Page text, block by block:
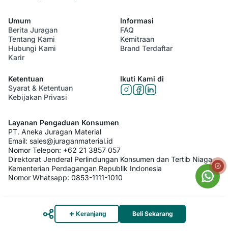
Umum
Berita Juragan
Tentang Kami
Hubungi Kami
Karir
Informasi
FAQ
Kemitraan
Brand Terdaftar
Ketentuan
Syarat & Ketentuan
Kebijakan Privasi
Ikuti Kami di
Layanan Pengaduan Konsumen
PT. Aneka Juragan Material
Email: sales@juraganmaterial.id
Nomor Telepon: +62 21 3857 057
Direktorat Jenderal Perlindungan Konsumen dan Tertib Niaga
Kementerian Perdagangan Republik Indonesia
Nomor Whatsapp: 0853-1111-1010
Keranjang Beli Sekarang